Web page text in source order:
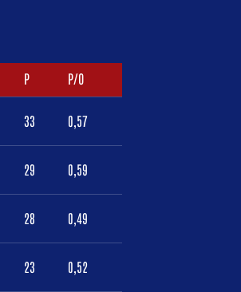
P P/O
33 0,57
29 0,59
28 0,49
23 0,52